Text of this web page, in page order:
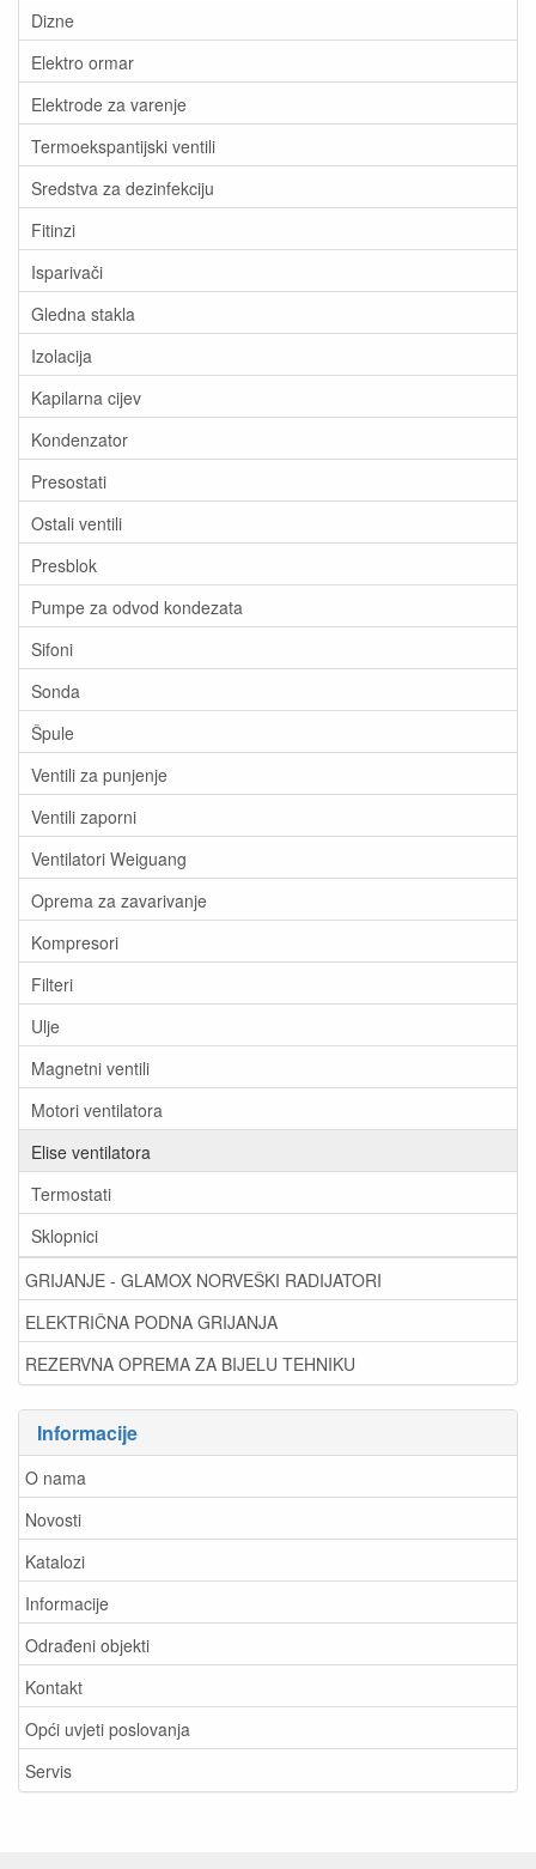
Dizne
Elektro ormar
Elektrode za varenje
Termoekspantijski ventili
Sredstva za dezinfekciju
Fitinzi
Isparivači
Gledna stakla
Izolacija
Kapilarna cijev
Kondenzator
Presostati
Ostali ventili
Presblok
Pumpe za odvod kondezata
Sifoni
Sonda
Špule
Ventili za punjenje
Ventili zaporni
Ventilatori Weiguang
Oprema za zavarivanje
Kompresori
Filteri
Ulje
Magnetni ventili
Motori ventilatora
Elise ventilatora
Termostati
Sklopnici
GRIJANJE - GLAMOX NORVEŠKI RADIJATORI
ELEKTRIČNA PODNA GRIJANJA
REZERVNA OPREMA ZA BIJELU TEHNIKU
Informacije
O nama
Novosti
Katalozi
Informacije
Odrađeni objekti
Kontakt
Opći uvjeti poslovanja
Servis